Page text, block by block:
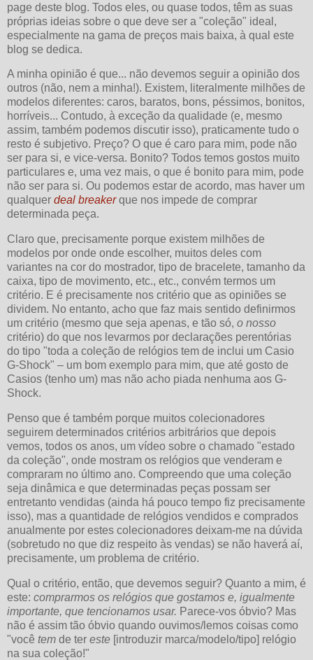
page deste blog. Todos eles, ou quase todos, têm as suas
próprias ideias sobre o que deve ser a "coleção" ideal,
especialmente na gama de preços mais baixa, à qual este
blog se dedica.
A minha opinião é que... não devemos seguir a opinião dos
outros (não, nem a minha!). Existem, literalmente milhões de
modelos diferentes: caros, baratos, bons, péssimos, bonitos,
horríveis... Contudo, à exceção da qualidade (e, mesmo
assim, também podemos discutir isso), praticamente tudo o
resto é subjetivo. Preço? O que é caro para mim, pode não
ser para si, e vice-versa. Bonito? Todos temos gostos muito
particulares e, uma vez mais, o que é bonito para mim, pode
não ser para si. Ou podemos estar de acordo, mas haver um
qualquer deal breakerque nos impede de comprar
determinada peça.
Claro que, precisamente porque existem milhões de
modelos por onde onde escolher, muitos deles com
variantes na cor do mostrador, tipo de bracelete, tamanho da
caixa, tipo de movimento, etc., etc., convém termos um
critério. E é precisamente nos critério que as opiniões se
dividem. No entanto, acho que faz mais sentido definirmos
um critério (mesmo que seja apenas, e tão só, o nosso
critério) do que nos levarmos por declarações perentórias
do tipo "toda a coleção de relógios tem de inclui um Casio
G-Shock" – um bom exemplo para mim, que até gosto de
Casios (tenho um) mas não acho piada nenhuma aos G-
Shock.
Penso que é também porque muitos colecionadores
seguirem determinados critérios arbitrários que depois
vemos, todos os anos, um vídeo sobre o chamado "estado
da coleção", onde mostram os relógios que venderam e
compraram no último ano. Compreendo que uma coleção
seja dinâmica e que determinadas peças possam ser
entretanto vendidas (ainda há pouco tempo fiz precisamente
isso), mas a quantidade de relógios vendidos e comprados
anualmente por estes colecionadores deixam-me na dúvida
(sobretudo no que diz respeito às vendas) se não haverá aí,
precisamente, um problema de critério.
Qual o critério, então, que devemos seguir? Quanto a mim, é
este: comprarmos os relógios que gostamos e, igualmente
importante, que tencionamos usar. Parece-vos óbvio? Mas
não é assim tão óbvio quando ouvimos/lemos coisas como
"você tem de ter este [introduzir marca/modelo/tipo] relógio
na sua coleção!"